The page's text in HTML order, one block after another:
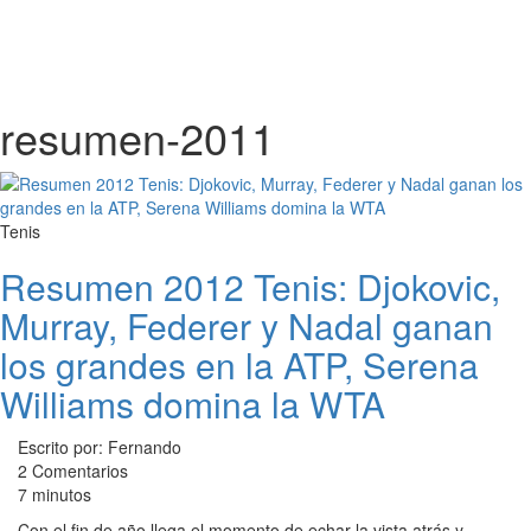
resumen-2011
Tenis
Resumen 2012 Tenis: Djokovic,
Murray, Federer y Nadal ganan
los grandes en la ATP, Serena
Williams domina la WTA
Escrito por: Fernando
2 Comentarios
7 minutos